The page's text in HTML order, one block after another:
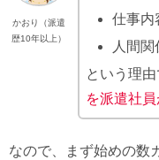
かおり（派遣
歴10年以上）
仕事内
人間
という理由
を派遣社員
なので、まず始めの数